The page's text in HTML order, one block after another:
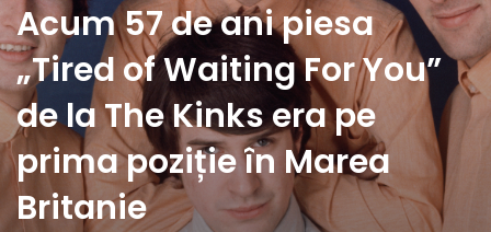
Acum 57 de ani piesa
„Tired of Waiting For You”
de la The Kinks era pe
prima poziție în Marea
Britanie